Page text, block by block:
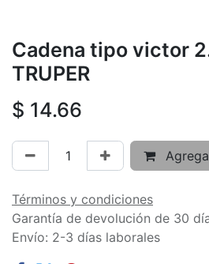
Cadena tipo victor
TRUPER
$ 14.66
Términos y condiciones
Garantía de devolución de 30
Envío: 2-3 días laborales